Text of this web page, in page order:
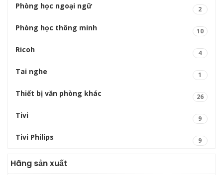
Phòng học ngoại ngữ 2
Phòng học thông minh 10
Ricoh 4
Tai nghe 1
Thiết bị văn phòng khác 26
Tivi 9
Tivi Philips 9
Hãng sản xuất